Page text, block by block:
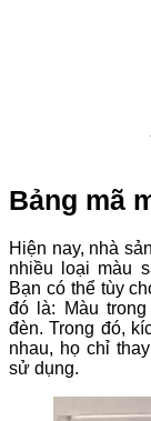
Bảng mã
Hiện nay, nhà
nhiều loại màu
Bạn có thể tùy
đó là: Màu
đèn. Trong đó,
nhau, họ chỉ
sử dụng.